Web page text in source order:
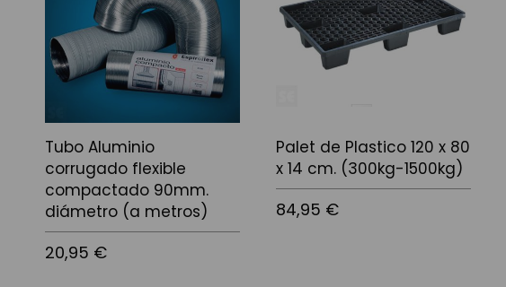
Tubo Aluminio
corrugado flexible
compactado 90mm.
diámetro (a metros)
20,95 €
Palet de Plastico 120 x 80
x 14 cm. (300kg-1500kg)
84,95 €